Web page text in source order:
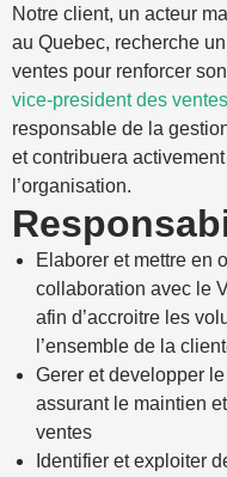
Notre client, un acteur
au Quebec, recherche
ventes pour renforcer
vice-president des ventes
responsable de la
et contribuera
l’organisation.
Elaborer et mettre en
collaboration avec le
afin d’accroitre les
l’ensemble de la
Gerer et developper
assurant le maintien
ventes
Identifier et exploiter